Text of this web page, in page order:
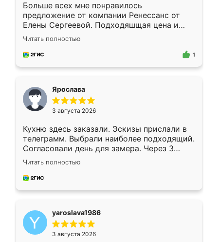
Больше всех мне понравилось
предложение от компании Ренессанс от
Елены Сергеевой. Подходяшщая цена и
короткие сроки изготовления. Приехавший
для замера сотрудник Владислав
предложил по моему эскизу самый
Читать полностью
1
Ярослава
3 августа 2026
Кухню здесь заказали. Эскизы прислали в
телеграмм. Выбрали наиболее подходящий.
Согласовали день для замера. Через 3
недели кухня была уже готова. Остались
довольны работой. Спасибо Ренессанс
мебель за качественную работу!
Читать полностью
yaroslava1986
3 августа 2026